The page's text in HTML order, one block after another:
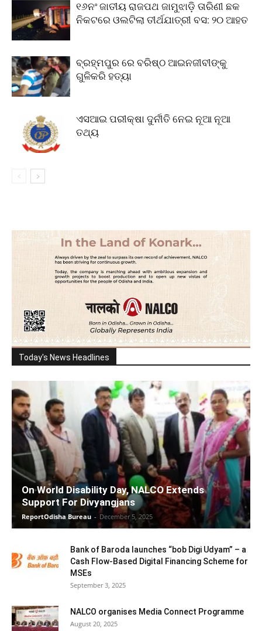
୧୬ନଂ ଜାତୀୟ ରାଜପଥ ଜାମୁଝାଡ଼ି ତାରିଣୀ ଛକ
ନିକଟରେ ଓଲଟିଲା ତୀର୍ଥଯାତ୍ରୀ ବସ: ୨୦ ଆହତ
ବ୍ରହ୍ମପୁର ରେ ବରିଷ୍ଠ ଆଇନଜୀବୀଙ୍କୁ
ଗୁଳିକରି ହତ୍ୟା
ଏସଆଇ ପରୀକ୍ଷା ଦୁର୍ନୀତି ନେଇ ନୂଆ ନୂଆ
ତଥ୍ୟ
Today's News Headlines
On World Disability Day, NALCO Extends
Support For Divyangjans
ReportOdisha Bureau - December 5, 2025
Bank of Baroda launches “bob Digi Udyam” – a
Cash Flow-Based Digital Financing Scheme for
MSEs
September 3, 2025
NALCO organises Media Connect Programme
August 20, 2025